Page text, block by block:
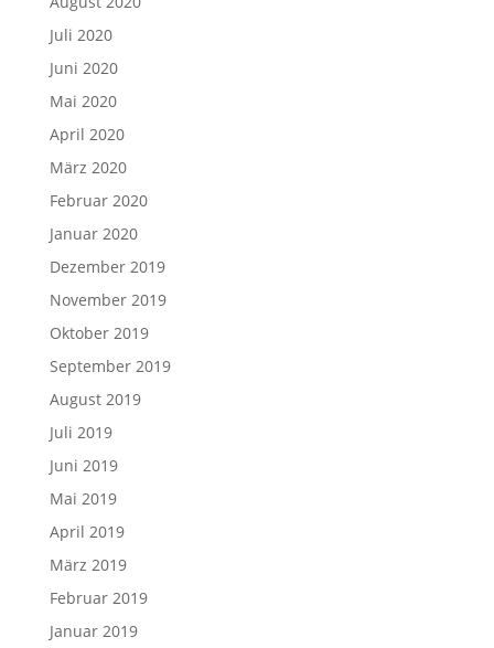
Juli 2020
Juni 2020
Mai 2020
April 2020
März 2020
Februar 2020
Januar 2020
Dezember 2019
November 2019
Oktober 2019
September 2019
August 2019
Juli 2019
Juni 2019
Mai 2019
April 2019
März 2019
Februar 2019
Januar 2019